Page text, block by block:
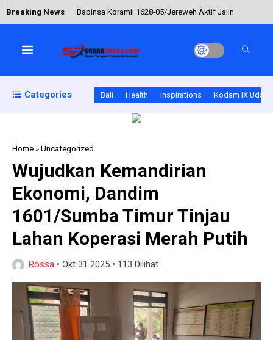
Breaking News Babinsa Koramil 1628-05/Jereweh Aktif Jalin
Melalui Komsos, Babinsa Desa Belo Perkuat
Sinergi dan Keamanan Wilayah Binaan
UMKM Persit KCK Dorong Produk Lokal Naik
Kelas Nasional
Categories Bali Health Inspirations Kodam IX
Home »Uncategorized
Wujudkan Kemandirian
Ekonomi, Dandim
1601/Sumba Timur Tinjau
Lahan Koperasi Merah Putih
Rossa • Okt 31 2025 • 113 Dilihat